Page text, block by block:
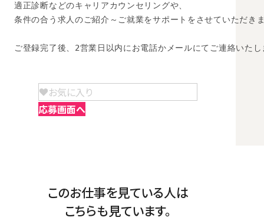
適正診断などのキャリアカウンセリングや、
条件の合う求人のご紹介～ご就業をサポートをさせていただき
ご登録完了後、2営業日以内にお電話かメールにてご連絡いたし
お気に入り
応募画面へ
このお仕事を見ている人は
こちらも見ています。